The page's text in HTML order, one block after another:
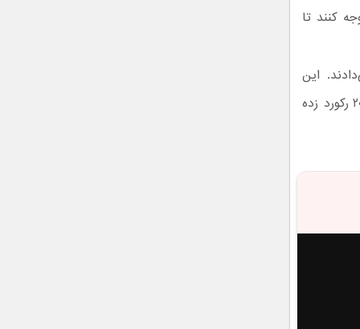
کنند تا
این
نخستین بار نیست که اینستاگرام چنین اقدامی انجام می‌دهد اما规模 آن در ۲۰۲۶ رکورد زده